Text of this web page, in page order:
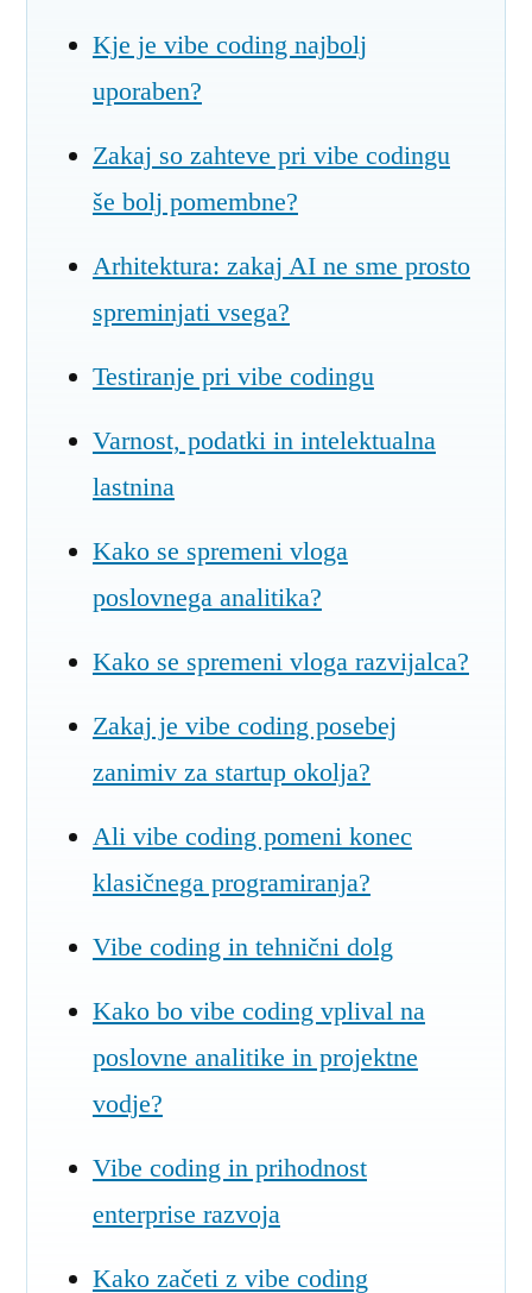
Kje je vibe coding najbolj
uporaben?
Zakaj so zahteve pri vibe codingu
še bolj pomembne?
Arhitektura: zakaj AI ne sme prosto
spreminjati vsega?
Testiranje pri vibe codingu
Varnost, podatki in intelektualna
lastnina
Kako se spremeni vloga
poslovnega analitika?
Kako se spremeni vloga razvijalca?
Zakaj je vibe coding posebej
zanimiv za startup okolja?
Ali vibe coding pomeni konec
klasičnega programiranja?
Vibe coding in tehnični dolg
Kako bo vibe coding vplival na
poslovne analitike in projektne
vodje?
Vibe coding in prihodnost
enterprise razvoja
Kako začeti z vibe coding